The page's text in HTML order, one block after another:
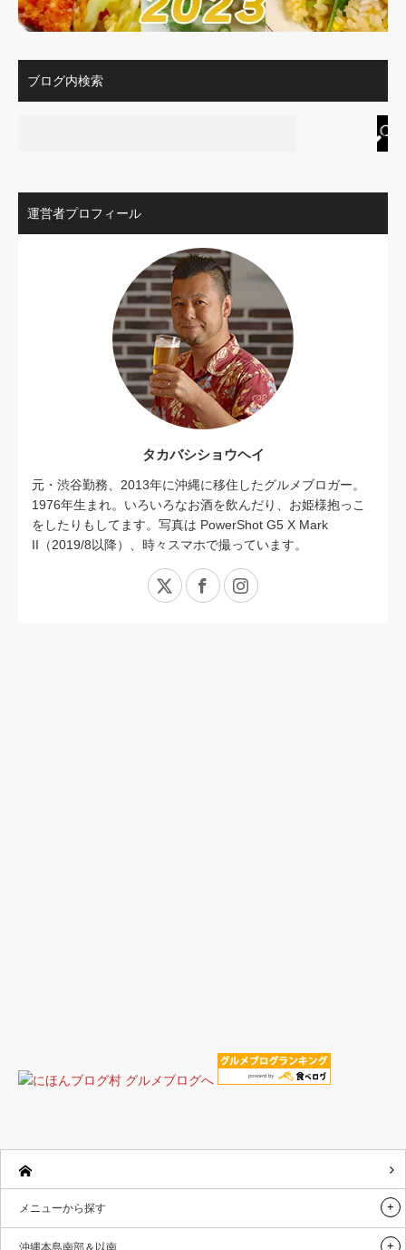
ブログ内検索
運営者プロフィール
タカバシショウヘイ
元・渋谷勤務、2013年に沖縄に移住したグルメブロガー。
1976年生まれ。いろいろなお酒を飲んだり、お姫様抱っこ
をしたりもしてます。写真は PowerShot G5 X Mark
II（2019/8以降）、時々スマホで撮っています。
X FacebookInstagram
メニューから探す